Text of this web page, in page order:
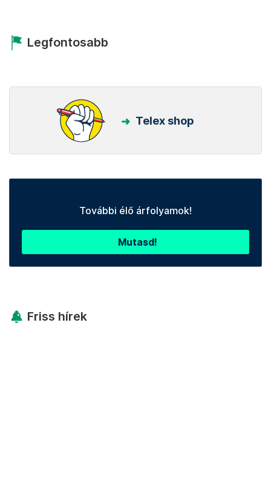
Legfontosabb
Telex shop
További élő árfolyamok!
Mutasd!
Friss hírek